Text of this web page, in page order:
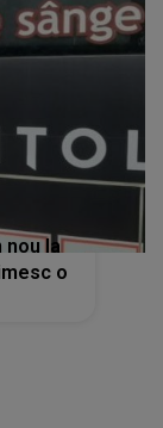
nou la
o